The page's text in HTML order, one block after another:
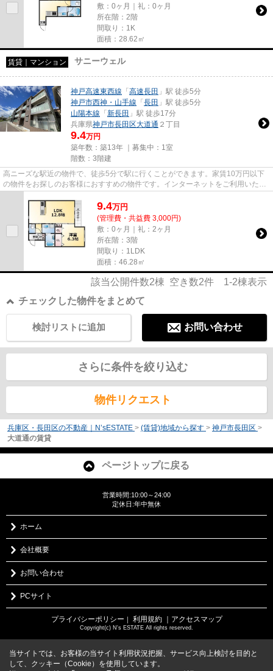
敷：0ヶ月｜礼：0ヶ月
所在階：2階
間取り：1K
面積：28.62㎡
賃貸｜マンション サニーウェル
神戸高速東西線 「 高速長田 」駅 徒歩5分
神戸市西神・山手線 「 長田 」駅 徒歩5分
山陽本線 「 新長田 」駅 徒歩17分
兵庫県神戸市長田区大道通 ２丁目
9.4万円
築年数：築13年 ｜募集中： 1室
階数：3階建
高ニーズな駅近の物件で、徒歩5分で駅に行くことができます。家賃10万円以下
の物件をお探しのお客様におすすめの物件です。インターネットをご利用いただ
9.4万円
(管理費・共益費 3,000円)
敷：0ヶ月｜礼：2ヶ月
所在階：3階
間取り：1LDK
面積：46.28㎡
該当公開件数2棟 空き数2件 1-2棟表示
チェックした物件をまとめて
お問い合わせ
検討リストに追加
さらに条件を絞り込む
物件リクエスト
兵庫区・長田区の不動産｜N’sESTATE > (賃貸)地域から探す > 神戸市長田区 >
大道通の賃貸
ページトップに戻る
営業時間:10:00～24:00
定休日:年中無休
ホーム
会社概要
お問い合わせ
PCサイト
プライバシーポリシー ｜ 利用規約 ｜アクセスマップ
Copyright(c) N's ESTATE All rights reserved.
当サイトでは、お客様の当サイト利用状況把握、サービス向上検討を目的と
して、クッキー（Cookie）を使用しています。